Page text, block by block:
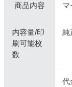
商品内容 マ
内容量/印
刷可能枚
数
純
代